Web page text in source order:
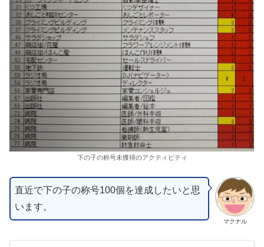
下の子の称号未獲得のアクティビティ
マクナル
直近で下の子の称号100個を達成したいと思
います。